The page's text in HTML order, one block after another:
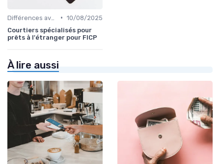
• 10/08/2025
Courtiers spécialisés pour
prêts à l'étranger pour FICP
À lire aussi